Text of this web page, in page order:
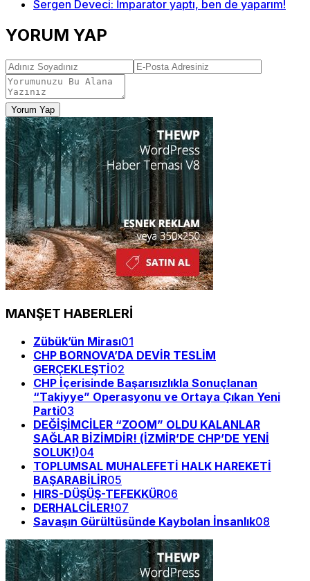
Sergen Deveci: İmparator yaptı, ben de yaparım!
YORUM YAP
Yorum Yap
MANŞET HABERLERİ
Zübük’ün Mirası01
CHP BORNOVA’DA DEVİR TESLİM
GERÇEKLEŞTİ02
CHP İçerisinde Başarısızlıkla Sonuçlanan
“Takiyye” Operasyonu ve Ortaya Çıkan Yeni
Parti03
DEĞİŞİMCİLER “ZOOM” OLDU KALANLAR
SAĞLAR BİZİMDİR! (İZMİR’DE CHP’DE YENİ
SOLUK!)04
TOPLUMSAL MUHALEFETİ HALK HAREKETİ
BAŞARABİLİR05
HIRS-DÜŞÜŞ-TEFEKKÜR06
DERHALCİLER!07
Savaşın Gürültüsünde Kaybolan İnsanlık08